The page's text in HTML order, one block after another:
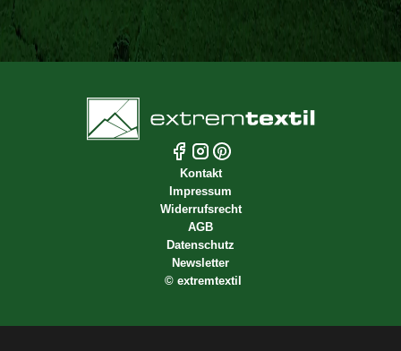
Kontakt
Impressum
Widerrufsrecht
AGB
Datenschutz
Newsletter
© extremtextil